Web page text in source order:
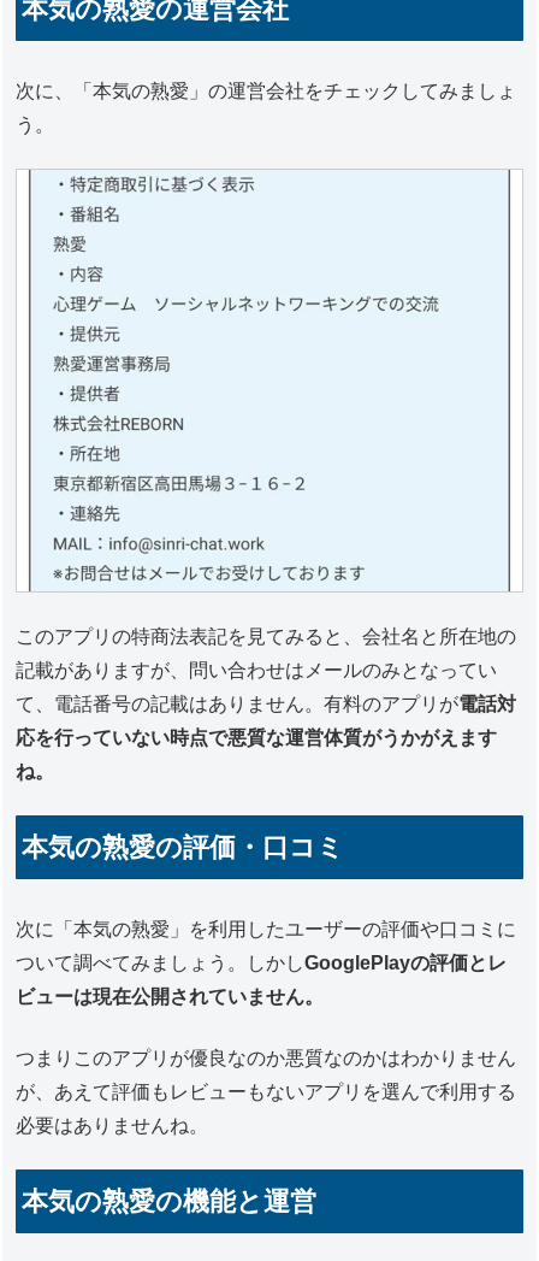
本気の熟愛の運営会社
次に、「本気の熟愛」の運営会社をチェックしてみましょ
う。
このアプリの特商法表記を見てみると、会社名と所在地の
記載がありますが、問い合わせはメールのみとなってい
て、電話番号の記載はありません。有料のアプリが電話対
応を行っていない時点で悪質な運営体質がうかがえます
ね。
本気の熟愛の評価・口コミ
次に「本気の熟愛」を利用したユーザーの評価や口コミに
ついて調べてみましょう。しかしGooglePlayの評価とレ
ビューは現在公開されていません。
つまりこのアプリが優良なのか悪質なのかはわかりません
が、あえて評価もレビューもないアプリを選んで利用する
必要はありませんね。
本気の熟愛の機能と運営